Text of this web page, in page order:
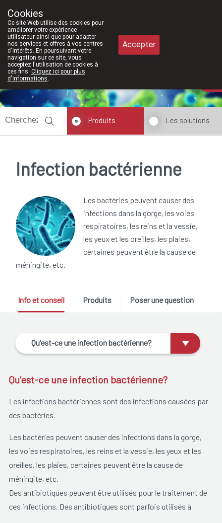
011/610300
Aujourd'hui A présent
Produits Les solutions
Infection bactérienne
Les bactéries peuvent causer des
infections dans la gorge, les voies
respiratoires, les reins et la vessie,
les yeux et les oreilles, les plaies,
certaines peuvent être la cause de
méningite, etc.
Info et conseil Produits Poser une question
Qu'est-ce une infection bactérienne?
Qu'est-ce une infection bactérienne?
Les infections bactériennes sont des infections causées par
des bactéries.
Les bactéries peuvent causer des infections dans la gorge,
les voies respiratoires, les reins et la vessie, les yeux et les
oreilles, les plaies, certaines peuvent être la cause de
méningite, etc.
Des antibiotiques peuvent être utilisés pour le traitement de
ces infections. Des antibiotiques sont parfois utilisés à
Cookies
Ce site Web utilise des cookies pour
améliorer votre expérience
utilisateur ainsi que pour adapter
nos services et offres à vos centres
d'intérêts. En poursuivant votre
navigation sur ce site, vous
acceptez l'utilisation de cookies à
ces fins. Cliquez ici pour plus
d'informations.
Accepter